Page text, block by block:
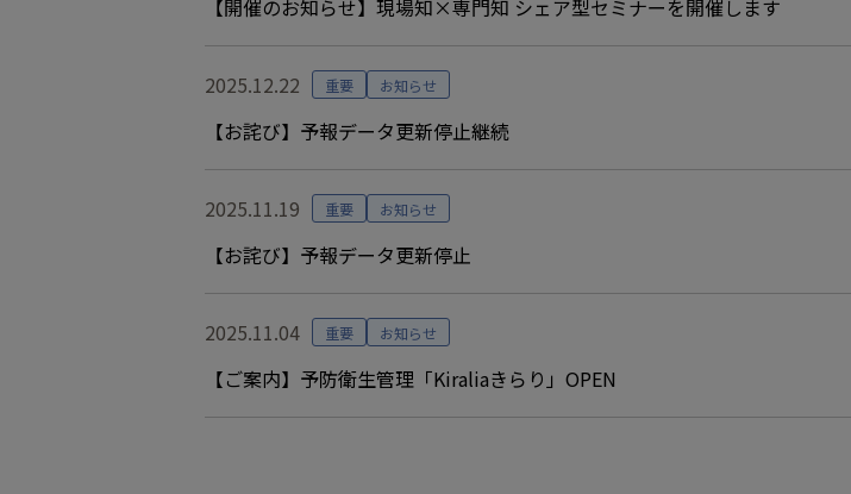
【開催のお知らせ】現場知×専門知 シェア型セミナーを開催します
2025.12.22 重要 お知らせ
【お詫び】予報データ更新停止継続
2025.11.19 重要 お知らせ
【お詫び】予報データ更新停止
2025.11.04 重要 お知らせ
【ご案内】予防衛生管理「Kiraliaきらり」OPEN